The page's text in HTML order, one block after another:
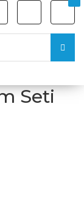
Seti